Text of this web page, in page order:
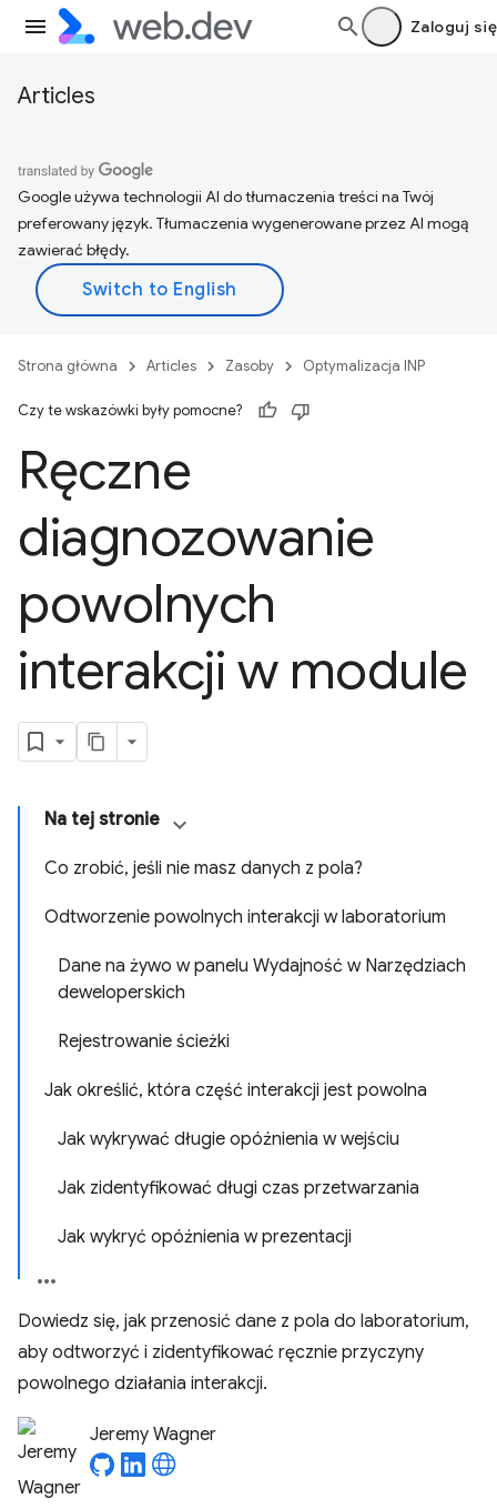
Zaloguj się
Articles
Google używa technologii AI do tłumaczenia treści na Twój
preferowany język. Tłumaczenia wygenerowane przez AI mogą
zawierać błędy.
Strona główna Articles Zasoby Optymalizacja INP
Czy te wskazówki były pomocne?
Ręczne
diagnozowanie
powolnych
interakcji w module
Na tej stronie
Co zrobić, jeśli nie masz danych z pola?
Odtworzenie powolnych interakcji w laboratorium
Dane na żywo w panelu Wydajność w Narzędziach
deweloperskich
Rejestrowanie ścieżki
Jak określić, która część interakcji jest powolna
Jak wykrywać długie opóźnienia w wejściu
Jak zidentyfikować długi czas przetwarzania
Jak wykryć opóźnienia w prezentacji
Dowiedz się, jak przenosić dane z pola do laboratorium,
aby odtworzyć i zidentyfikować ręcznie przyczyny
powolnego działania interakcji.
Jeremy Wagner